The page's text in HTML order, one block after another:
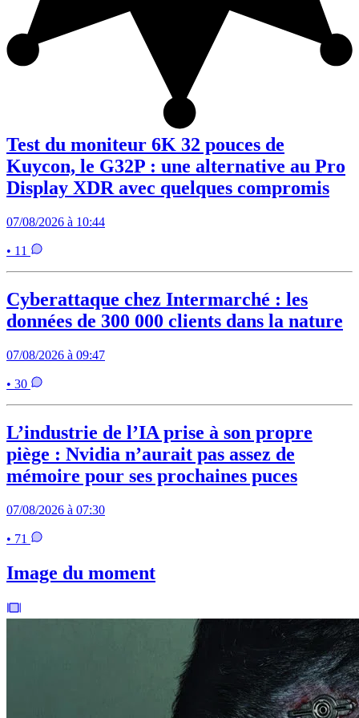
Test du moniteur 6K 32 pouces de
Kuycon, le G32P : une alternative au Pro
Display XDR avec quelques compromis
07/08/2026 à 10:44
• 11
Cyberattaque chez Intermarché : les
données de 300 000 clients dans la nature
07/08/2026 à 09:47
• 30
L’industrie de l’IA prise à son propre
piège : Nvidia n’aurait pas assez de
mémoire pour ses prochaines puces
07/08/2026 à 07:30
• 71
Image du moment